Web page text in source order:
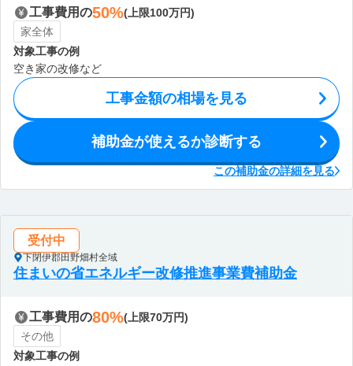
工事費用の50%(上限100万円)
家全体
対象工事の例
空き家の改修など
工事金額の相場を見る
補助金が使えるか診断する
この補助金の詳細を見る
受付中
下閉伊郡田野畑村全域
住まいの省エネルギー改修推進事業費補助金
工事費用の80%(上限70万円)
その他
対象工事の例